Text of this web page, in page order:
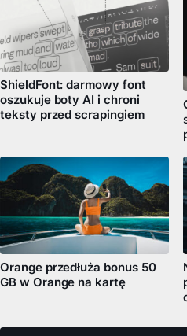
ShieldFont: darmowy font
oszukuje boty AI i chroni
teksty przed scrapingiem
Orange przedłuża bonus 50
GB w Orange na kartę